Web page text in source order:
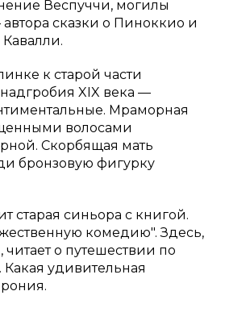
Веспуччи, могилы
сказки о Пиноккио и
Кавалли.
к старой части
XIX века —
Мраморная
волосами
Скорбящая мать
бронзовую фигурку
старая синьора с книгой.
комедию". Здесь,
о путешествии по
удивительная